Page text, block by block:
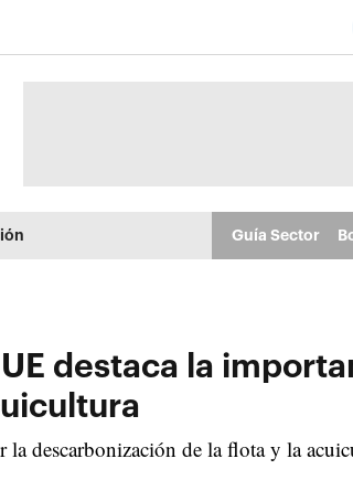
Guía Sector
destaca la
descarbonización de la flota y la